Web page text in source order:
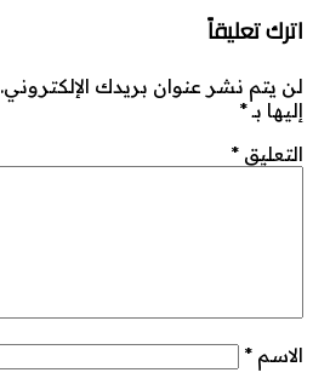
اترك تعليقاً
لن يتم نشر عنوان بريدك الإلكتروني.
إليها بـ*
التعليق *
الاسم *